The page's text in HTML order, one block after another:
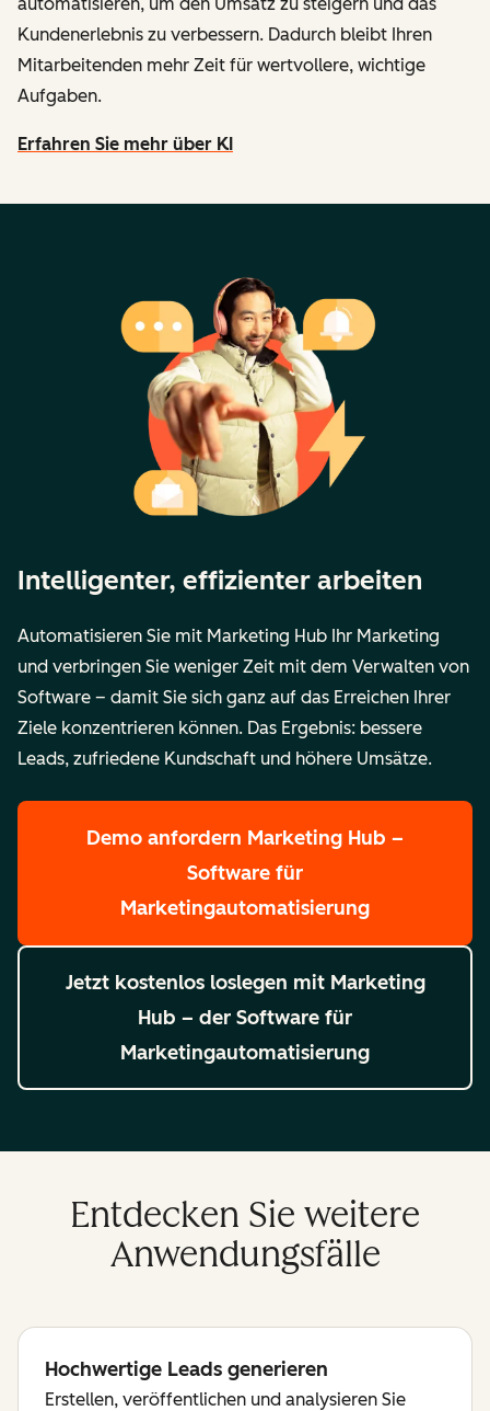
Kundenerlebnis zu verbessern. Dadurch bleibt Ihren
Mitarbeitenden mehr Zeit für wertvollere, wichtige
Aufgaben.
Erfahren Sie mehr über KI
Intelligenter, effizienter arbeiten
Automatisieren Sie mit Marketing Hub Ihr Marketing
und verbringen Sie weniger Zeit mit dem Verwalten von
Software – damit Sie sich ganz auf das Erreichen Ihrer
Ziele konzentrieren können. Das Ergebnis: bessere
Leads, zufriedene Kundschaft und höhere Umsätze.
Demo anfordern Marketing Hub –
Software für
Marketingautomatisierung
Jetzt kostenlos loslegen mit Marketing
Hub – der Software für
Marketingautomatisierung
Entdecken Sie weitere
Anwendungsfälle
Hochwertige Leads generieren
Erstellen, veröffentlichen und analysieren Sie